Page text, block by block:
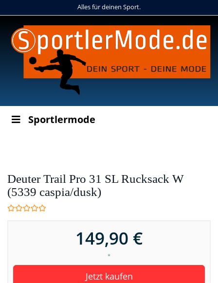
to
content
Alles für deinen Sport.
Sportlermode
Deuter Trail Pro 31 SL Rucksack W
(5339 caspia/dusk)
149,90 €
*
Jetzt kaufen